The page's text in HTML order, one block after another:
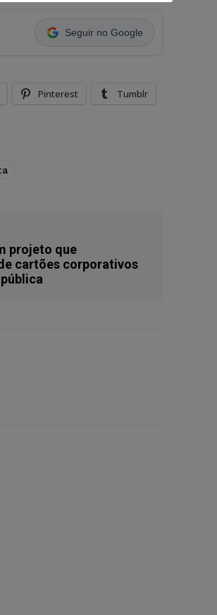
Seguir no Google
Pinterest Tumblr
projeto que
cartões corporativos